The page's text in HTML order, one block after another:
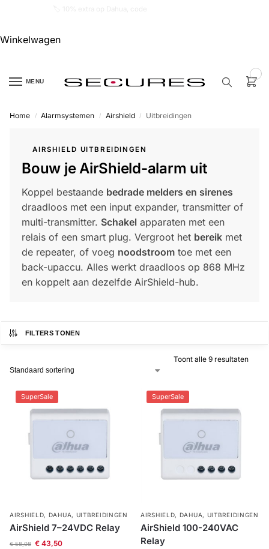
Winkelwagen
MENU
Alarm
samenstellen
Alarm
Camera's
&
Intercom
Branddetectie
Merken
Home / Alarmsystemen / Airshield / Uitbreidingen
AIRSHIELD UITBREIDINGEN
Bouw je AirShield-alarm uit
Koppel bestaande bedrade melders en sirenes
draadloos met een input expander, transmitter of
multi-transmitter. Schakel apparaten met een
relais of een smart plug. Vergroot het bereik met
de repeater, of voeg noodstroom toe met een
back-upaccu. Alles werkt draadloos op 868 MHz
en koppelt aan dezelfde AirShield-hub.
FILTERS TONEN
Toont alle 9 resultaten
SuperSale
AIRSHIELD, DAHUA, UITBREIDINGEN
AirShield 7–24VDC Relay
€58,08 €43,50
SuperSale
AIRSHIELD, DAHUA, UITBREIDINGEN
AirShield 100-240VAC
Relay